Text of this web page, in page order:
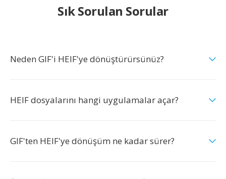
Sık Sorulan Sorular
Neden GIF'i HEIF'ye dönüştürürsünüz?
HEIF dosyalarını hangi uygulamalar açar?
GIF'ten HEIF'ye dönüşüm ne kadar sürer?